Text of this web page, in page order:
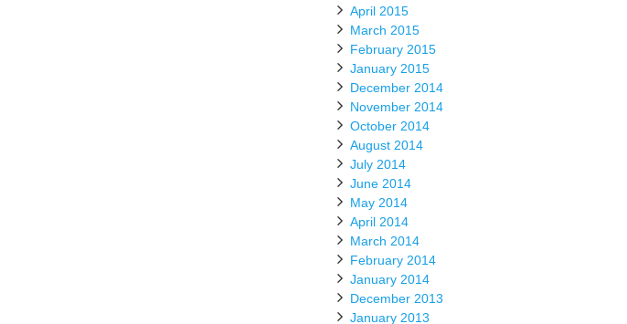
April 2015
March 2015
February 2015
January 2015
December 2014
November 2014
October 2014
August 2014
July 2014
June 2014
May 2014
April 2014
March 2014
February 2014
January 2014
December 2013
January 2013